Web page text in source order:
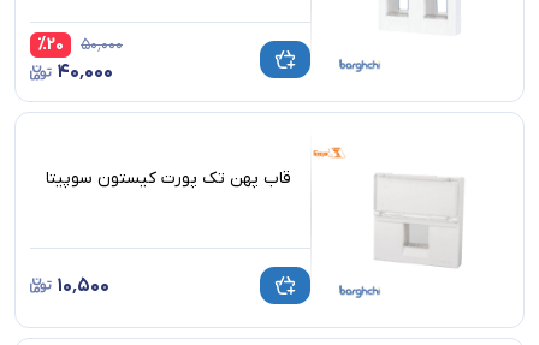
۵۰٬۰۰۰ %20
۴۰٬۰۰۰
قاب پهن تک پورت کیستون سوپیتا
۱۰٬۵۰۰